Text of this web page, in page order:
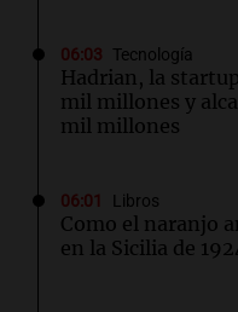
06:03 Tecnología
Hadrian, la
mil millones y
mil millones
06:01 Libros
Como el naranjo
en la Sicilia de